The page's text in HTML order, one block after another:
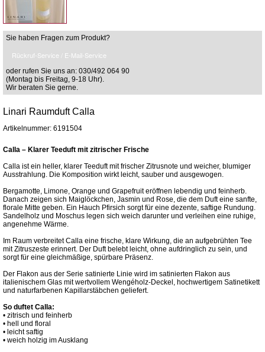
Sie haben Fragen zum Produkt?
Rückruf-Service / E-Mail-Service
oder rufen Sie uns an: 030/492 064 90
(Montag bis Freitag, 9-18 Uhr).
Wir beraten Sie gerne.
Linari Raumduft Calla
Artikelnummer: 6191504
Calla – Klarer Teeduft mit zitrischer Frische
Calla ist ein heller, klarer Teeduft mit frischer Zitrusnote und weicher, blumiger
Ausstrahlung. Die Komposition wirkt leicht, sauber und ausgewogen.
Bergamotte, Limone, Orange und Grapefruit eröffnen lebendig und feinherb.
Danach zeigen sich Maiglöckchen, Jasmin und Rose, die dem Duft eine sanfte,
florale Mitte geben. Ein Hauch Pfirsich sorgt für eine dezente, saftige Rundung.
Sandelholz und Moschus legen sich weich darunter und verleihen eine ruhige,
angenehme Wärme.
Im Raum verbreitet Calla eine frische, klare Wirkung, die an aufgebrühten Tee
mit Zitruszeste erinnert. Der Duft belebt leicht, ohne aufdringlich zu sein, und
sorgt für eine gleichmäßige, spürbare Präsenz.
Der Flakon aus der Serie satinierte Linie wird im satinierten Flakon aus
italienischem Glas mit wertvollem Wengéholz-Deckel, hochwertigem Satinetikett
und naturfarbenen Kapillarstäbchen geliefert.
So duftet Calla:
• zitrisch und feinherb
• hell und floral
• leicht saftig
• weich holzig im Ausklang